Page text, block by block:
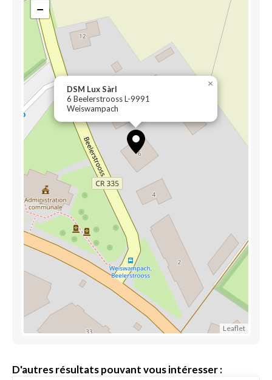
DSM Lux Sàrl
6 Beelerstrooss L-9991
Weiswampach
×
−
Leaflet
D'autres résultats pouvant vous intéresser :